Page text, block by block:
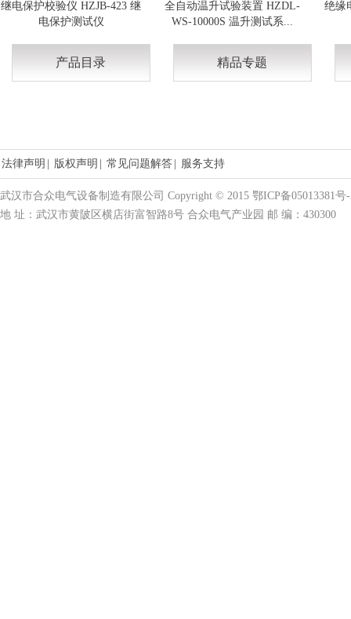
继电保护校验仪 HZJB-423 继
电保护测试仪
全自动温升试验装置 HZDL-
WS-10000S 温升测试系...
绝缘
产品目录 精品专题
法律声明 版权声明 常见问题解答 服务支持
武汉市合众电气设备制造有限公司 Copyright © 2015 鄂ICP备05013381号
地 址：武汉市黄陂区横店街富智路8号 合众电气产业园 邮 编：430300